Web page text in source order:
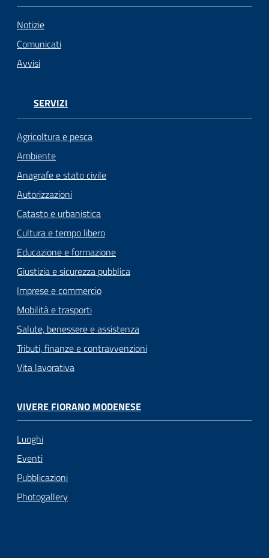
Seguici
su
Notizie
Comunicati
Avvisi
SERVIZI
Agricoltura e pesca
Ambiente
Anagrafe e stato civile
Autorizzazioni
Catasto e urbanistica
Cultura e tempo libero
Educazione e formazione
Giustizia e sicurezza pubblica
Imprese e commercio
Mobilità e trasporti
Salute, benessere e assistenza
Tributi, finanze e contravvenzioni
Vita lavorativa
VIVERE FIORANO MODENESE
Luoghi
Eventi
Pubblicazioni
Photogallery